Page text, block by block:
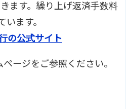
ます。繰り上げ返済手数料
います。
の公式サイト
ージをご参照ください。